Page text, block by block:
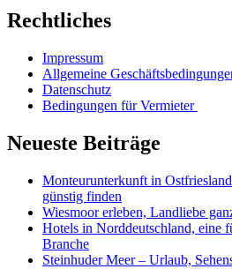
Rechtliches
Impressum
Allgemeine
Datenschutz
Bedingungen für Vermieter
Neueste Beiträge
Monteurunterkunft in
günstig finden
Wiesmoor erleben, Landliebe
Hotels in Norddeutschland, eine
Branche
Steinhuder Meer – Urlaub,